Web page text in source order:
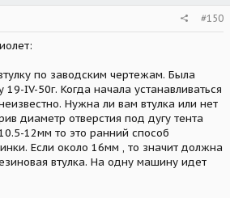
#150
по заводским чертежам. Была
IV-50г. Когда начала устанавливаться
Нужна ли вам втулка или нет
диаметр отверстия под дугу тента
12мм то это ранний способ
Если около 16мм , то значит должна
втулка. На одну машину идет